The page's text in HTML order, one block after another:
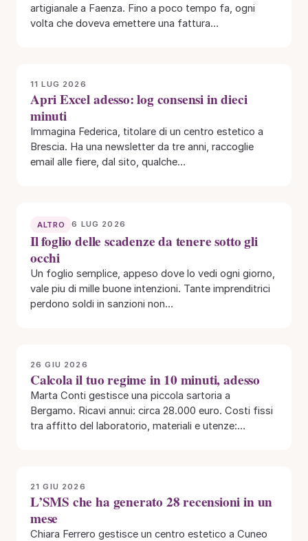
artigianale a Faenza. Fino a poco tempo fa, ogni
volta che doveva emettere una fattura…
11 LUG 2026
Apri Excel adesso: log consensi in dieci
minuti
Immagina Federica, titolare di un centro estetico a
Brescia. Ha una newsletter da tre anni, raccoglie
email alle fiere, dal sito, qualche…
ALTRO 6 LUG 2026
Il foglio delle scadenze da tenere sotto gli
occhi
Un foglio semplice, appeso dove lo vedi ogni giorno,
vale piu di mille buone intenzioni. Tante imprenditrici
perdono soldi in sanzioni non…
26 GIU 2026
Calcola il tuo regime in 10 minuti, adesso
Marta Conti gestisce una piccola sartoria a
Bergamo. Ricavi annui: circa 28.000 euro. Costi fissi
tra affitto del laboratorio, materiali e utenze:…
21 GIU 2026
L’SMS che ha generato 28 recensioni in un
mese
Chiara Ferrero gestisce un centro estetico a Cuneo